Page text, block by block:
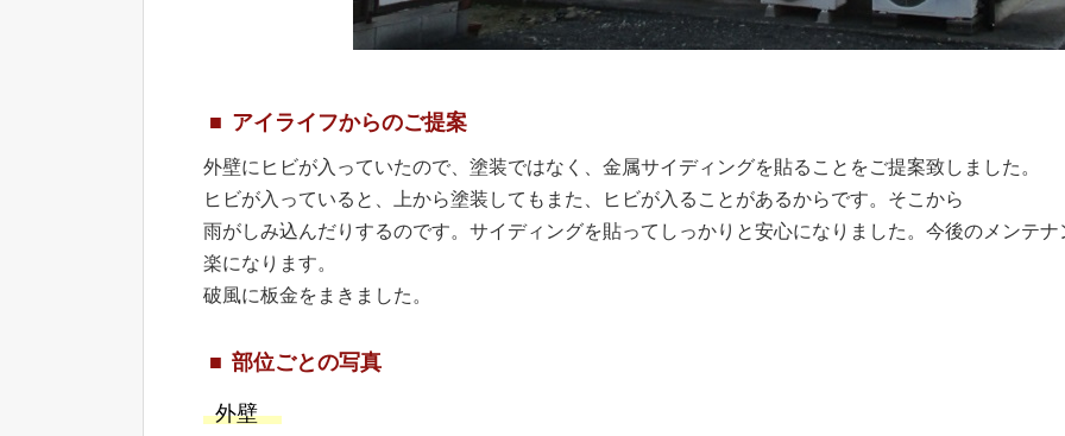
アイライフからのご提案
外壁にヒビが入っていたので、塗装ではなく、金属サイディングを貼ることをご提案致しました。
ヒビが入っていると、上から塗装してもまた、ヒビが入ることがあるからです。そこから
雨がしみ込んだりするのです。サイディングを貼ってしっかりと安心になりました。今後のメンテナ
楽になります。
破風に板金をまきました。
部位ごとの写真
外壁